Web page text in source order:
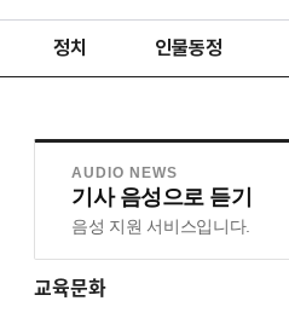
정치 인물동정
AUDIO NEWS
기사 음성으로 듣기
음성 지원 서비스입니다.
교육문화